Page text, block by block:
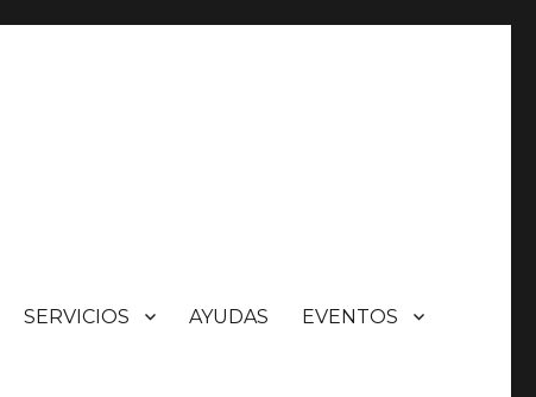
SERVICIOS AYUDAS EVENTOS